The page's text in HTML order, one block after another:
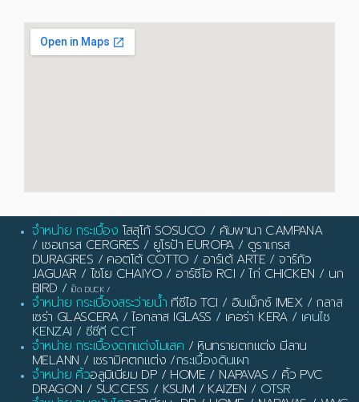
จำหน่าย กระเบื้อง โสสุโก้ SOSUCO / คัมพานา CAMPANA
/ เซอเกรส CERGRES / ยูโรป้า EUROPA/ ดูราเกรส
DURAGRES / คอตโต้ COTTO / อาร์เต้ ARTE /จาร์กัว
JAGUAR / ไชโย CHAIYO / อาร์ซีไอ RCI /ไก่ CHICKEN / นก
BIRD / เป็ด DUCK /
จำหน่าย กระเบื้องสระว่ายน้ำ ทีซีไอ TCI / อิมเม็กซ์ IMEX/ กลาส
เซร่า GLASCERA/ไอกลาส IGLASS / เคอร่า KERA/ เคนไซ
KENZAI / ซีซีที CCT
จำหน่าย กระเบื้องตกแต่งโมเสค / หินทรายตกแต่ง มีลาน
MELANN / เซรามิคตกแต่ง /กระเบื้องดินเผา
จำหน่าย คิ้วอลูมิเนียม DP / HOME / NAPAVAS / คิ้ว PVC
DRAGON / SUCCESS / KSUM / KAIZEN / OTSR